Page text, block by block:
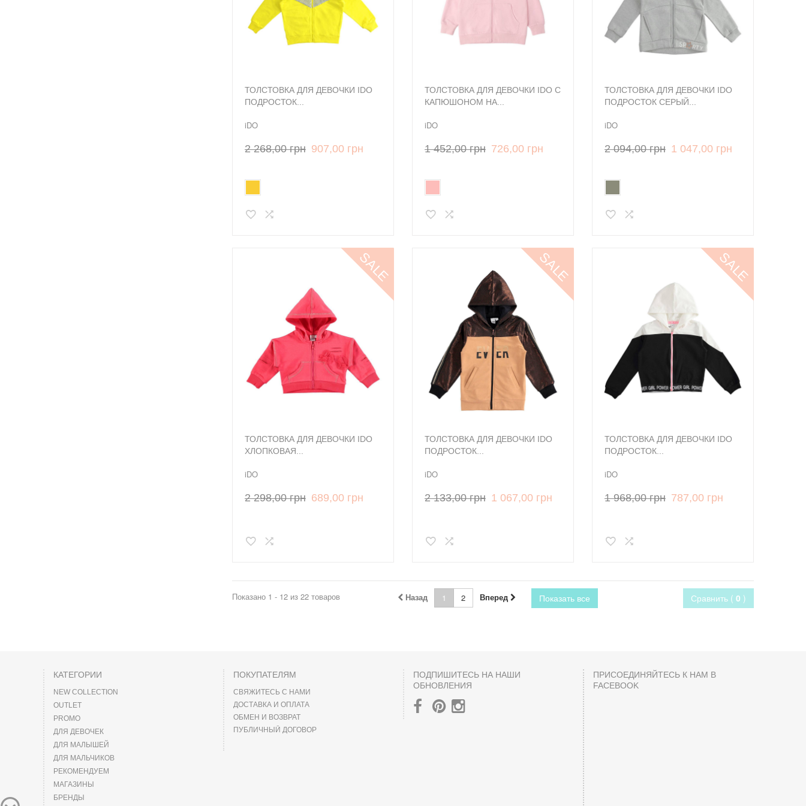
ТОЛСТОВКА ДЛЯ ДЕВОЧКИ IDO
ПОДРОСТОК...
iDO
2 268,00 грн 907,00 грн
ТОЛСТОВКА ДЛЯ ДЕВОЧКИ IDO С
КАПЮШОНОМ НА...
iDO
1 452,00 грн 726,00 грн
ТОЛСТОВКА ДЛЯ ДЕВОЧКИ IDO
ПОДРОСТОК СЕРЫЙ...
iDO
2 094,00 грн 1 047,00 грн
SALE
ТОЛСТОВКА ДЛЯ ДЕВОЧКИ IDO
ХЛОПКОВАЯ...
iDO
2 298,00 грн 689,00 грн
SALE
ТОЛСТОВКА ДЛЯ ДЕВОЧКИ IDO
ПОДРОСТОК...
iDO
2 133,00 грн 1 067,00 грн
SALE
ТОЛСТОВКА ДЛЯ ДЕВОЧКИ IDO
ПОДРОСТОК...
iDO
1 968,00 грн 787,00 грн
Сравнить ( 0 )
Показать все
Назад 1 2 Вперед
Показано 1 - 12 из 22 товаров
КАТЕГОРИИ
NEW COLLECTION
OUTLET
PROMO
ДЛЯ ДЕВОЧЕК
ДЛЯ МАЛЫШЕЙ
ДЛЯ МАЛЬЧИКОВ
РЕКОМЕНДУЕМ
МАГАЗИНЫ
БРЕНДЫ
ПОКУПАТЕЛЯМ
СВЯЖИТЕСЬ С НАМИ
ДОСТАВКА И ОПЛАТА
ОБМЕН И ВОЗВРАТ
ПУБЛИЧНЫЙ ДОГОВОР
ПОДПИШИТЕСЬ НА НАШИ
ОБНОВЛЕНИЯ
ПРИСОЕДИНЯЙТЕСЬ К НАМ В
FACEBOOK